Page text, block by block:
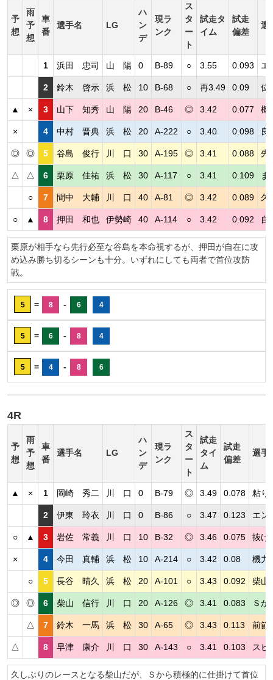
予
想
雨
予
想
車
番
選手名 LG
ハ
ン
デ
現ラ
ンク
ス
タ
ー
ト
試走タ
イム
試走
偏差
選
1 浜田 忠司 山 陽 0 B-89 ○ 3.55 0.093 エ
2 鈴木 啓示 浜 松 10 B-68 ○ 再3.49 0.09 位
▲ × 3 山下 知秀 山 陽 20 B-46 ◎ 3.42 0.077 機
× 4 中村 晋典 浜 松 20 A-222 ○ 3.40 0.098 良
◎ ◎ 5 谷島 俊行 川 口 30 A-195 ◎ 3.41 0.088 先
△ △ 6 栗原 佳祐 浜 松 30 A-117 ○ 3.41 0.109 ま
○ 7 間中 大輔 川 口 40 A-81 ◎ 3.42 0.089 久
○ ▲ 8 押田 和也 伊勢崎 40 A-114 ○ 3.42 0.092 自
栗原が相手なら先行必至な谷島を本命視するが、押田が自在に攻
め込み勝ち切るシーンも十分。いずれにしても両者で首位攻防
戦。
5 = 8 - 6 4
5 = 6 - 8 4
5 = 4 - 8 6
4R
予
想
雨
予
想
車
番
選手名 LG
ハ
ン
デ
現ラ
ンク
ス
タ
ー
ト
試走
タイ
ム
試走
偏差
選手
▲ × 1 岡崎 秀二 川 口 0 B-79 ◎ 3.49 0.078 粘り
2 伊東 玲衣 川 口 0 B-86 ○ 3.47 0.123 エン
○ ▲ 3 岩佐 常義 川 口 10 B-32 ◎ 3.46 0.075 抜け
× 4 今田 真輔 浜 松 10 A-214 ○ 3.42 0.08 機力
○ 5 長谷 晴久 浜 松 20 A-101 ○ 3.43 0.092 柴山
◎ ◎ 6 柴山 信行 川 口 20 A-126 ◎ 3.41 0.083 Ｓか
△ 7 鈴木 一馬 浜 松 30 A-65 ◎ 3.43 0.113 前節
△ 8 早津 康介 川 口 30 A-143 ○ 3.41 0.103 スピ
久しぶりのレースとなる柴山だが、Ｓから積極的に仕掛けて首位